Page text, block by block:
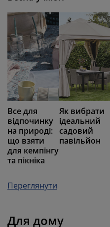
Все для
відпочинку
на природі:
що взяти
для кемпінгу
та пікніка
Як вибрати
ідеальний
садовий
павільйон
Переглянути
Для дому